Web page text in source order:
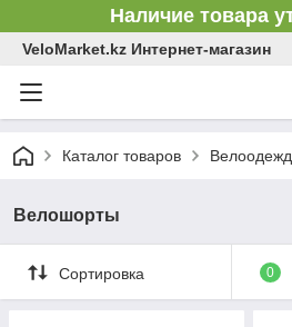
Наличие товара
VeloMarket.kz Интернет-магазин
Каталог товаров
Велошорты
Сортировка 0